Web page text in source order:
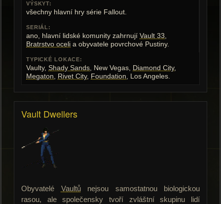
VÝSKYT:
všechny hlavní hry série Fallout.
SERIÁL:
ano, hlavní lidské komunity zahrnují Vault 33,
Bratrstvo oceli a obyvatele povrchové Pustiny.
TYPICKÉ LOKACE:
Vaulty, Shady Sands, New Vegas, Diamond City,
Megaton, Rivet City, Foundation, Los Angeles.
Vault Dwellers
Obyvatelé Vaultůnejsou samostatnou biologickou
rasou, ale společensky tvoří zvláštní skupinu lidí